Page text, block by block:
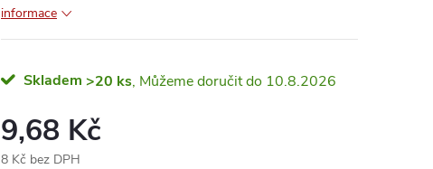
informace
Skladem >20 ks 10.8.2026
9,68 Kč
8 Kč bez DPH